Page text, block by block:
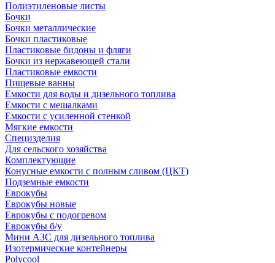
Полиэтиленовые листы
Бочки
Бочки металлические
Бочки пластиковые
Пластиковые бидоны и фляги
Бочки из нержавеющей стали
Пластиковые емкости
Пищевые ванны
Емкости для воды и дизельного топлива
Емкости с мешалками
Емкости с усиленной стенкой
Мягкие емкости
Специзделия
Для сельского хозяйства
Комплектующие
Конусные емкости с полным сливом (ЦКТ)
Подземные емкости
Еврокубы
Еврокубы новые
Еврокубы с подогревом
Еврокубы б/у
Мини АЗС для дизельного топлива
Изотермические контейнеры
Polycool